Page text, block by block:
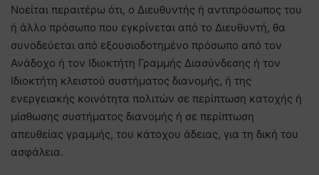
Νοείται περαιτέρω ότι, ο Διευθυντής ή αντιπρόσωπος του
ή άλλο πρόσωπο που εγκρίνεται από το Διευθυντή, θα
συνοδεύεται από εξουσιοδοτημένο πρόσωπο από τον
Ανάδοχο ή τον Ιδιοκτήτη Γραμμής Διασύνδεσης ή τον
Ιδιοκτήτη κλειστού συστήματος διανομής, ή της
ενεργειακής κοινότητα πολιτών σε περίπτωση κατοχής ή
μίσθωσης συστήματος διανομής ή σε περίπτωση
απευθείας γραμμής, του κάτοχου άδειας, για τη δική του
ασφάλεια.